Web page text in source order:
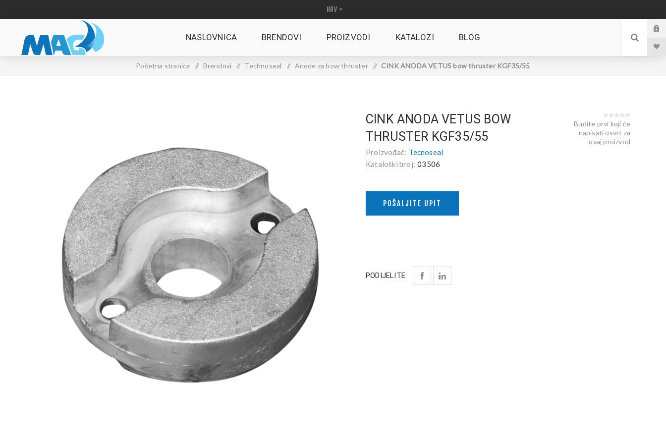
NASLOVNICA BRENDOVI PROIZVODI KATALOZI BLOG
Početna stranica / Brendovi / Technoseal / Anode za bow thruster / CINK ANODA VETUS bow thruster KGF35/55
CINK ANODA VETUS BOW
THRUSTER KGF35/55
Proizvođač: Tecnoseal
Kataloški broj: 03506
Budite prvi koji će
napisati osvrt za
ovaj proizvod
POŠALJITE UPIT
PODIJELITE: